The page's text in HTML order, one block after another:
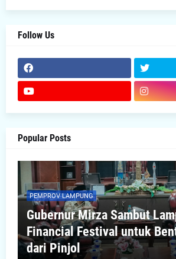
Follow Us
Popular Posts
PEMPROV LAMPUNG
Gubernur Mirza Sambut
Financial Festival untuk
dari Pinjol